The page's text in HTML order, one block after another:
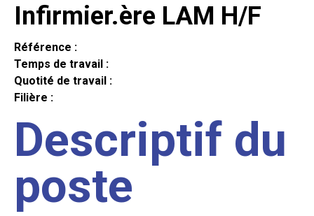
Infirmier.ère LAM H/F
Référence :
Temps de travail :
Quotité de travail :
Filière :
Descriptif du
poste